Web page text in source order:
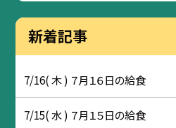
新着記事
7/16( 木 ) ７月１６日の給食
7/15( 水 ) ７月１５日の給食